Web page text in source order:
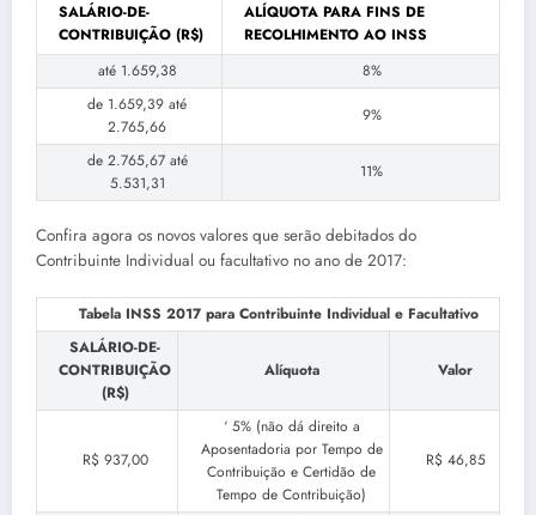
SALÁRIO-DE-
CONTRIBUIÇÃO (R$)
ALÍQUOTA PARA FINS DE
RECOLHIMENTO AO INSS
até 1.659,38
8%
de 1.659,39 até
2.765,66
9%
de 2.765,67 até
5.531,31
11%
Confira agora os novos valores que serão debitados do
Contribuinte Individual ou facultativo no ano de 2017:
Tabela INSS 2017 para Contribuinte Individual e Facultativo
SALÁRIO-DE-
CONTRIBUIÇÃO
(R$)
Alíquota Valor
R$ 937,00
‘ 5% (não dá direito a
Aposentadoria por Tempo de
Contribuição e Certidão de
Tempo de Contribuição)
R$ 46,85